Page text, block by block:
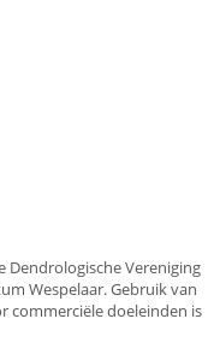
Dendrologische Vereniging
Wespelaar. Gebruik van
commerciële doeleinden is